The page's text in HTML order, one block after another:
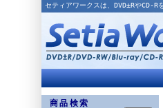
セティアワークスは、DVD±RやCD-
商品検索